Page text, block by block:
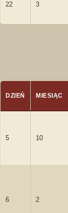
22 3
DZIEŃ MIESIĄC
5 10
6 2